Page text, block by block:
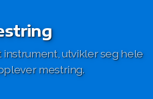
utvikler seg hele
mestring.